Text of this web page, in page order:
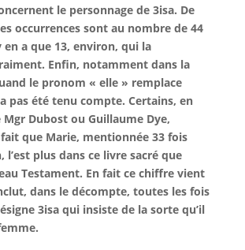
le personnage de 3isa. De
occurrences sont au nombre de 44
en a que 13, environ, qui la
Enfin, notamment dans la
le pronom « elle » remplace
pas été tenu compte. Certains, en
Dubost ou Guillaume Dye,
que Marie, mentionnée 33 fois
l’est plus dans ce livre sacré que
Testament. En fait ce chiffre vient
dans le décompte, toutes les fois
3isa qui insiste de la sorte qu’il